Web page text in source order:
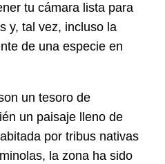
tu cámara lista para
y, tal vez, incluso la
de una especie en
un tesoro de
un paisaje lleno de
por tribus nativas
la zona ha sido